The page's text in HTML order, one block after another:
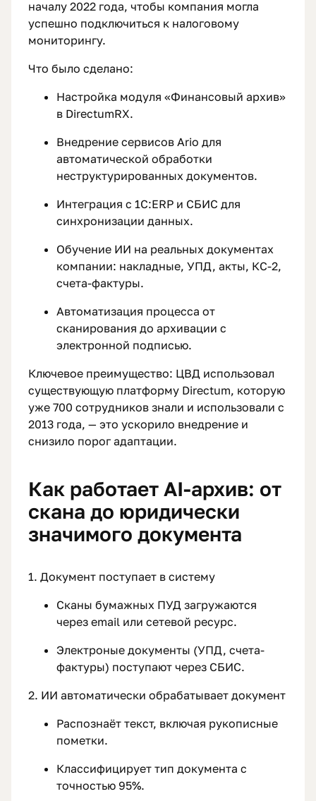
началу 2022 года, чтобы компания могла
успешно подключиться к налоговому
мониторингу.
Что было сделано:
Настройка модуля «Финансовый архив»
в DirectumRX.
Внедрение сервисов Ario для
автоматической обработки
неструктурированных документов.
Интеграция с 1С:ERP и СБИС для
синхронизации данных.
Обучение ИИ на реальных документах
компании: накладные, УПД, акты, КС-2,
счета-фактуры.
Автоматизация процесса от
сканирования до архивации с
электронной подписью.
Ключевое преимущество: ЦВД использовал
существующую платформу Directum, которую
уже 700 сотрудников знали и использовали с
2013 года, — это ускорило внедрение и
снизило порог адаптации.
Как работает AI-архив: от
скана до юридически
значимого документа
1. Документ поступает в систему
Сканы бумажных ПУД загружаются
через email или сетевой ресурс.
Электроные документы (УПД, счета-
фактуры) поступают через СБИС.
2. ИИ автоматически обрабатывает документ
Распознаёт текст, включая рукописные
пометки.
Классифицирует тип документа с
точностью 95%.